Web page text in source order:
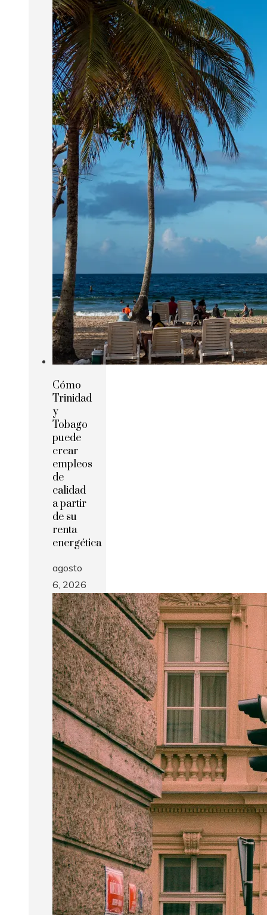
Cómo
Trinidad
y
Tobago
puede
crear
empleos
de
calidad
a partir
de su
renta
energética
agosto
6, 2026